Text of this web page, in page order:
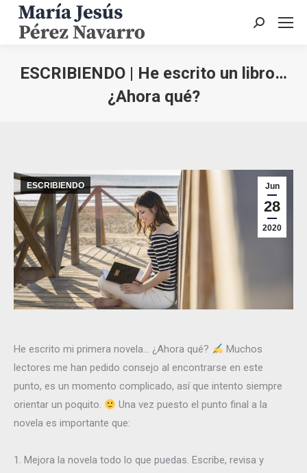
Buscar:
ESCRIBIENDO | He escrito un libro…
¿Ahora qué?
Jun
28
2020
ESCRIBIENDO
He escrito mi primera novela… ¿Ahora qué?
Muchos
lectores me han pedido consejo al encontrarse en este
punto, es un momento complicado, así que intento siempre
orientar un poquito.
Una vez puesto el punto final a la
novela es importante que:
1. Mejora la novela todo lo que puedas. Escribe, revisa y